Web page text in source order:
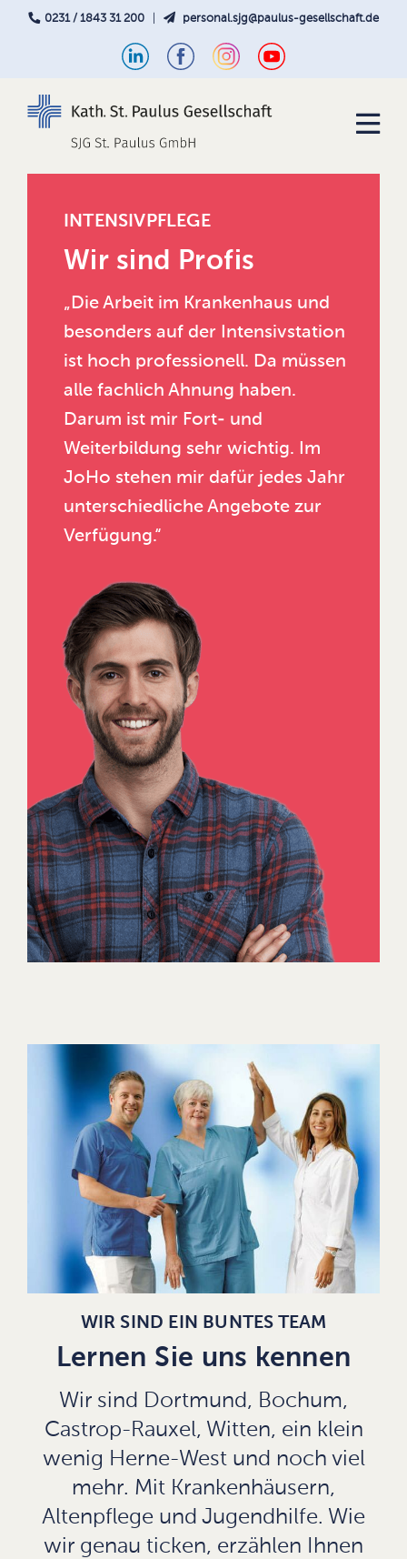
0231 / 1843 31 200 personal.sjg@paulus-gesellschaft.de
INTENSIVPFLEGE
Wir sind Profis
„Die Arbeit im Krankenhaus und
besonders auf der Intensivstation
ist hoch professionell. Da müssen
alle fachlich Ahnung haben.
Darum ist mir Fort- und
Weiterbildung sehr wichtig. Im
JoHo stehen mir dafür jedes Jahr
unterschiedliche Angebote zur
Verfügung.“
WIR SIND EIN BUNTES TEAM
Lernen Sie uns kennen
Wir sind Dortmund, Bochum,
Castrop-Rauxel, Witten, ein klein
wenig Herne-West und noch viel
mehr. Mit Krankenhäusern,
Altenpflege und Jugendhilfe. Wie
wir genau ticken, erzählen Ihnen